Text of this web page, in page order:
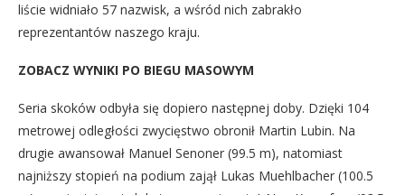
liście widniało 57 nazwisk, a wśród nich zabrakło
reprezentantów naszego kraju.
ZOBACZ WYNIKI PO BIEGU MASOWYM
Seria skoków odbyła się dopiero następnej doby. Dzięki 104
metrowej odległości zwycięstwo obronił Martin Lubin. Na
drugie awansował Manuel Senoner (99.5 m), natomiast
najniższy stopień na podium zajął Lukas Muehlbacher (100.5